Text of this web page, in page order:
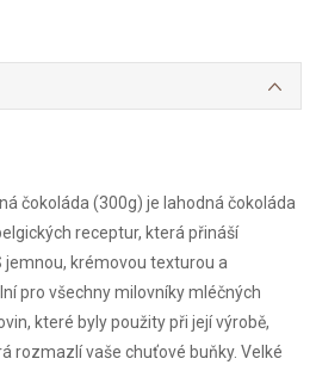
čokoláda (300g) je lahodná čokoláda
receptur, která přináší
jemnou, krémovou texturou a
pro všechny milovníky mléčných
které byly použity při její výrobě,
rozmazlí vaše chuťové buňky. Velké